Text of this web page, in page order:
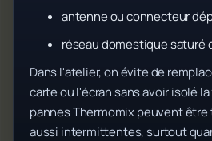
antenne ou connecteur
réseau domestique saturé
Dans l'atelier, on évite de
carte ou l'écran sans avoir isolé
pannes Thermomix peuvent être
aussi intermittentes, surtout